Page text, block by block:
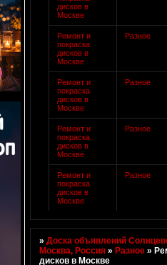
дисков в
Москве
Ремонт и
покраска
дисков в
Москве
Разное
Ремонт и
покраска
дисков в
Москве
Разное
Ремонт и
покраска
дисков в
Москве
Разное
Ремонт и
покраска
дисков в
Москве
Разное
»Доска объявлений
Москва, Россия »Разное »
дисков в Москве